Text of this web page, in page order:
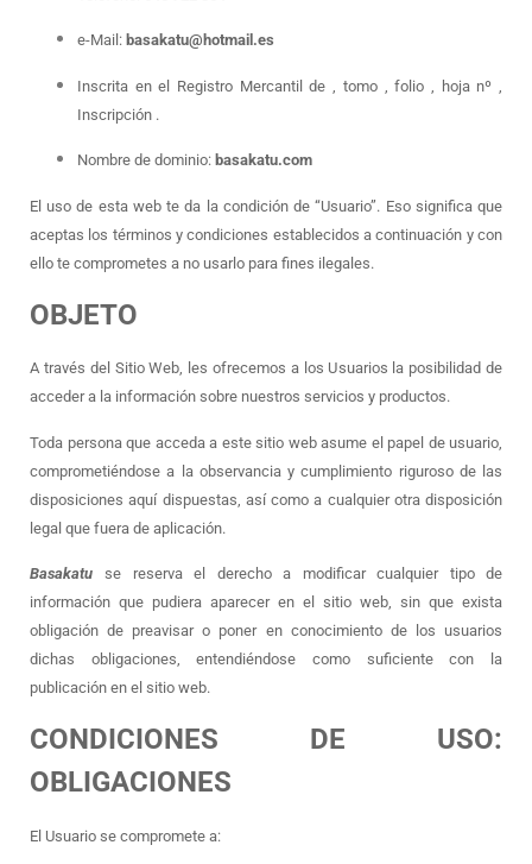
e-Mail: basakatu@hotmail.es
Inscrita en el Registro Mercantil de , tomo , folio , hoja nº ,
Inscripción .
Nombre de dominio: basakatu.com
El uso de esta web te da la condición de “Usuario”. Eso significa que
aceptas los términos y condiciones establecidos a continuación y con
ello te comprometes a no usarlo para fines ilegales.
OBJETO
A través del Sitio Web, les ofrecemos a los Usuarios la posibilidad de
acceder a la información sobre nuestros servicios y productos.
Toda persona que acceda a este sitio web asume el papel de usuario,
comprometiéndose a la observancia y cumplimiento riguroso de las
disposiciones aquí dispuestas, así como a cualquier otra disposición
legal que fuera de aplicación.
Basakatu
se reserva el derecho a modificar cualquier tipo de
información que pudiera aparecer en el sitio web, sin que exista
obligación de preavisar o poner en conocimiento de los usuarios
dichas obligaciones, entendiéndose como suficiente con la
publicación en el sitio web.
CONDICIONES DE USO:
OBLIGACIONES
El Usuario se compromete a: